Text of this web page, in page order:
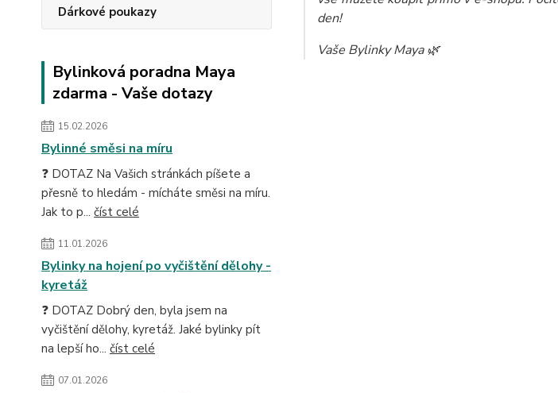
Dárkové poukazy
Bylinková poradna Maya
zdarma - Vaše dotazy
15.02.2026
Bylinné směsi na míru
❓ DOTAZ Na Vašich stránkách píšete a
přesně to hledám - mícháte směsi na míru.
Jak to p... číst celé
11.01.2026
Bylinky na hojení po vyčištění dělohy -
kyretáž
❓ DOTAZ Dobrý den, byla jsem na
vyčištění dělohy, kyretáž. Jaké bylinky pít
na lepší ho... číst celé
07.01.2026
den!
Vaše Bylinky Maya 🌿